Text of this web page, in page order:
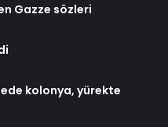
Gazze sözleri
kolonya, yürekte